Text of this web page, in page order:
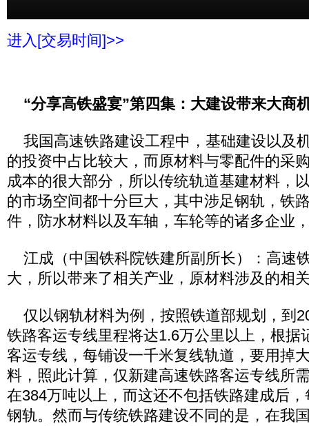
进入[交易时间]>>
“分享高铁盛宴”第四集：大建设带来大商
我国高速铁路建设工程中，基础建设以及
的投资中占比较大，而原材料与零配件的采
成本的很大部分，所以传统轨道基建材料，
的市场空间都十分巨大，其中涉足钢轨，铁
件，防水材料以及车轴，车轮等的诸多企业
江成（中国铁科院铁建所副所长）：高速
大，所以带来了相关产业，原材料涉及的相
仅以钢轨材料为例，按照铁道部规划，到
铁路客运专线里程将达1.6万公里以上，根据
客运专线，每铺设一千米复线轨道，要用掉
料，照此计算，仅新建高速铁路客运专线所
在384万吨以上，而这还不包括铁路建成后
钢轨。然而与传统铁路建设不同的是，在我